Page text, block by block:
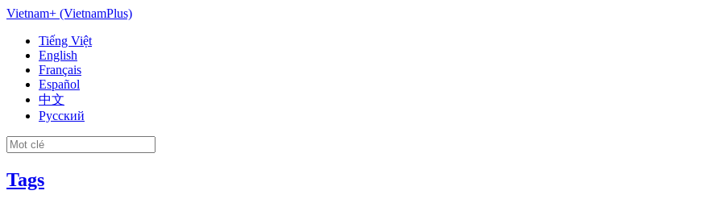
Vietnam+ (VietnamPlus)
Tiếng Việt
English
Français
Español
中文
Русский
Tags